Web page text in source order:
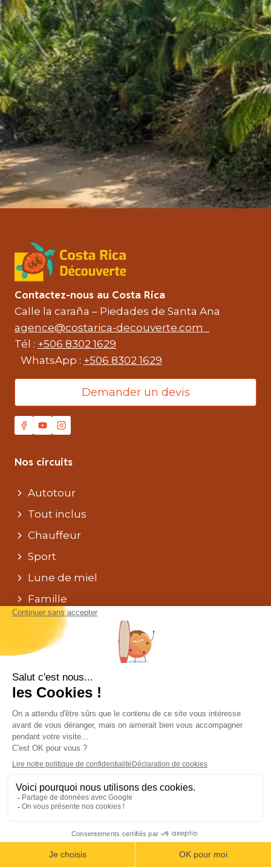
Contactez-nous au Costa Rica
Calle la caraña – Piedades de Santa Ana
agence@costarica-decouverte.com
Tél : +506 8302 1629
WhatsApp : +506 8302 1629
Demander un devis
Nos circuits
Autotour
Tout inclus
Chauffeur
Sport
Lune de miel
Famille
Rural
Nos conseils
Selon les saisons
Pratique
Faq
L’équipe
Mentions légales